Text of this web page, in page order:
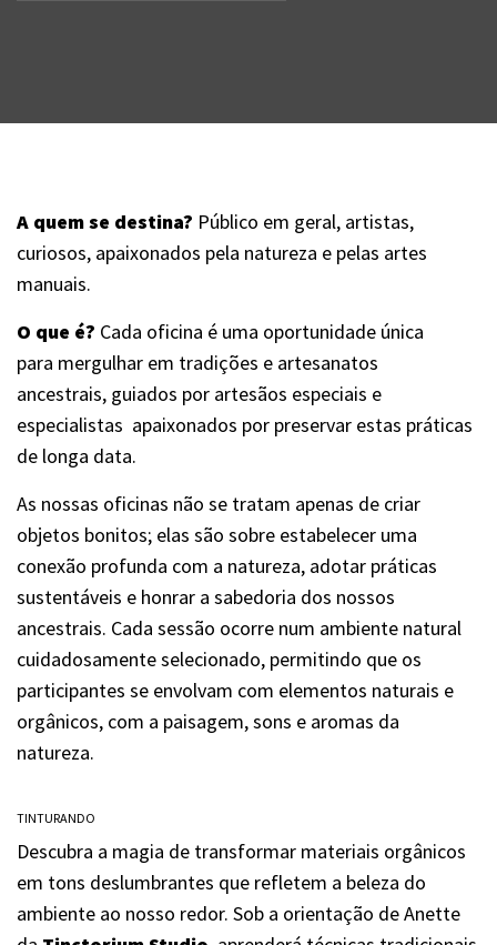
A quem se destina? Público em geral, artistas,
curiosos, apaixonados pela natureza e pelas artes
manuais.
O que é? Cada oficina é uma oportunidade única
para mergulhar em tradições e artesanatos
ancestrais, guiados por artesãos especiais e
especialistas apaixonados por preservar estas práticas
de longa data.
As nossas oficinas não se tratam apenas de criar
objetos bonitos; elas são sobre estabelecer uma
conexão profunda com a natureza, adotar práticas
sustentáveis e honrar a sabedoria dos nossos
ancestrais. Cada sessão ocorre num ambiente natural
cuidadosamente selecionado, permitindo que os
participantes se envolvam com elementos naturais e
orgânicos, com a paisagem, sons e aromas da
natureza.
TINTURANDO
Descubra a magia de transformar materiais orgânicos
em tons deslumbrantes que refletem a beleza do
ambiente ao nosso redor. Sob a orientação de Anette